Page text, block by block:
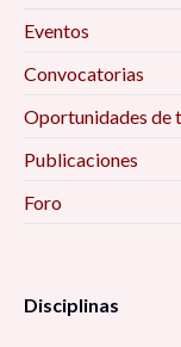
Eventos
Convocatorias
Oportunidades de
Publicaciones
Foro
Disciplinas